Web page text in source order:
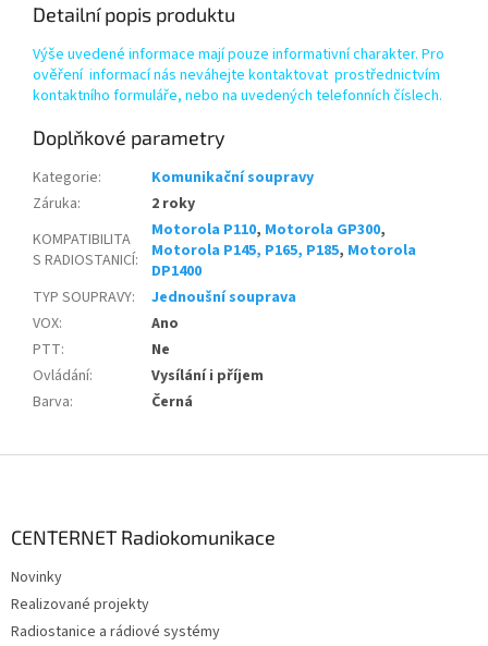
Detailní popis produktu
Výše uvedené informace mají pouze informativní charakter. Pro
ověření informací nás neváhejte kontaktovat prostřednictvím
kontaktního formuláře, nebo na uvedených telefonních číslech.
Doplňkové parametry
Kategorie:
Komunikační soupravy
Záruka:
2 roky
KOMPATIBILITA
S RADIOSTANICÍ:
Motorola P110, Motorola GP300,
Motorola P145, P165, P185, Motorola
DP1400
TYP SOUPRAVY:
Jednoušní souprava
VOX:
Ano
PTT:
Ne
Ovládání:
Vysílání i příjem
Barva: Černá
CENTERNET Radiokomunikace
Novinky
Realizované projekty
Radiostanice a rádiové systémy